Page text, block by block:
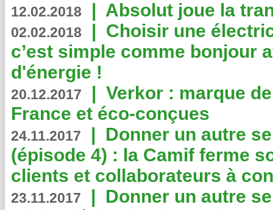
12.02.2018 | Absolut joue la
02.02.2018 | Choisir une
c’est simple comme bonjour
d'énergie !
20.12.2017 | Verkor : marque
France et éco-conçues
24.11.2017 | Donner un autre
(épisode 4) : la Camif ferme
clients et collaborateurs à
23.11.2017 | Donner un autre